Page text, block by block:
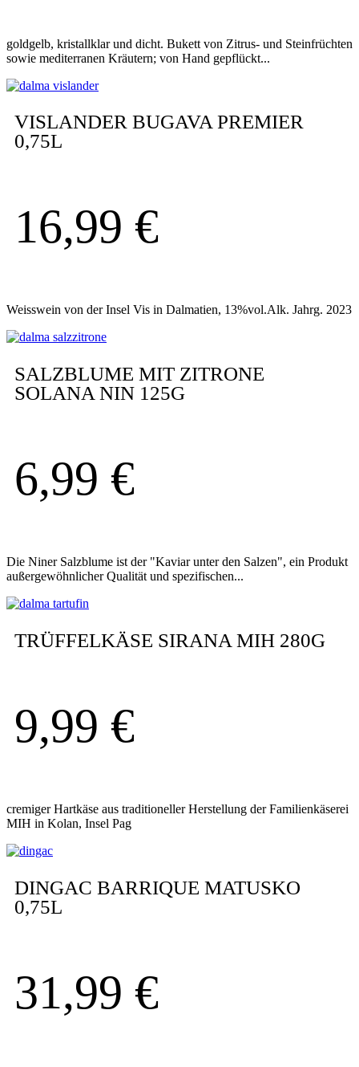
goldgelb, kristallklar und dicht. Bukett von Zitrus- und Steinfrüchten
sowie mediterranen Kräutern; von Hand gepflückt...
VISLANDER BUGAVA PREMIER
0,75L
16,99 €
Weisswein von der Insel Vis in Dalmatien, 13%vol.Alk. Jahrg. 2023
SALZBLUME MIT ZITRONE
SOLANA NIN 125G
6,99 €
Die Niner Salzblume ist der "Kaviar unter den Salzen", ein Produkt
außergewöhnlicher Qualität und spezifischen...
TRÜFFELKÄSE SIRANA MIH 280G
9,99 €
cremiger Hartkäse aus traditioneller Herstellung der Familienkäserei
MIH in Kolan, Insel Pag
DINGAC BARRIQUE MATUSKO
0,75L
31,99 €